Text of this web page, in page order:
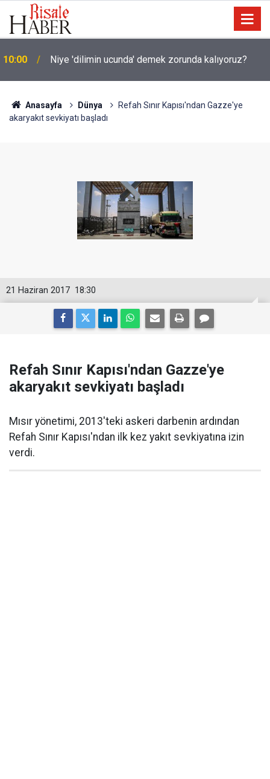
10:00 Niye 'dilimin ucunda' demek zorunda kalıyoruz?
Anasayfa Dünya
Refah Sınır Kapısı'ndan Gazze'ye
akaryakıt sevkiyatı başladı
18:30
21 Haziran 2017
Refah Sınır Kapısı'ndan Gazze'ye
akaryakıt sevkiyatı başladı
Mısır yönetimi, 2013'teki askeri darbenin ardından
Refah Sınır Kapısı'ndan ilk kez yakıt sevkiyatına izin
verdi.